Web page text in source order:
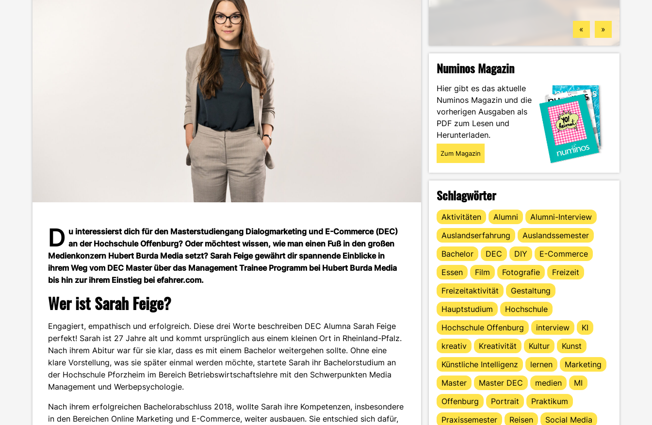
D u interessierst dich für den Masterstudiengang Dialogmarketing und E-Commerce (DEC)
an der Hochschule Offenburg? Oder möchtest wissen, wie man einen Fuß in den großen
Medienkonzern Hubert Burda Media setzt? Sarah Feige gewährt dir spannende Einblicke in
ihrem Weg vom DEC Master über das Management Trainee Programm bei Hubert Burda Media
bis hin zur ihrem Einstieg bei efahrer.com.
Wer ist Sarah Feige?
Engagiert, empathisch und erfolgreich. Diese drei Worte beschreiben DEC Alumna Sarah Feige
perfekt! Sarah ist 27 Jahre alt und kommt ursprünglich aus einem kleinen Ort in Rheinland-Pfalz.
Nach ihrem Abitur war für sie klar, dass es mit einem Bachelor weitergehen sollte. Ohne eine
klare Vorstellung, was sie später einmal werden möchte, startete Sarah ihr Bachelorstudium an
der Hochschule Pforzheim im Bereich Betriebswirtschaftslehre mit den Schwerpunkten Media
Management und Werbepsychologie.
Nach ihrem erfolgreichen Bachelorabschluss 2018, wollte Sarah ihre Kompetenzen, insbesondere
in den Bereichen Online Marketing und E-Commerce, weiter ausbauen. Sie entschied sich dafür,
« »
Numinos Magazin
Hier gibt es das aktuelle
Numinos Magazin und die
vorherigen Ausgaben als
PDF zum Lesen und
Herunterladen.
Zum Magazin
Schlagwörter
Aktivitäten Alumni
Alumni-Interview
Auslandserfahrung
Auslandssemester
Bachelor
DEC DIY
E-Commerce
Essen
Film Fotografie
Freizeit
Freizeitaktivität
Gestaltung
Hauptstudium
Hochschule
Hochschule Offenburg
interview
KI
kreativ
Kreativität Kultur
Kunst
Künstliche Intelligenz
lernen
Marketing
Master
Master DEC medien
MI
Offenburg
Portrait
Praktikum
Praxissemester
Reisen
Social Media